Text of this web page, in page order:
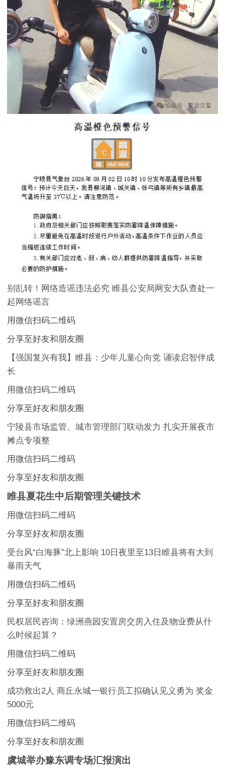
别乱转！网络造谣违法必究 睢县公安局网安大队查处一
起网络谣言
用微信扫码二维码
分享至好友和朋友圈
【强国复兴有我】睢县：少年儿童心向党 诵读启智伴成
长
用微信扫码二维码
分享至好友和朋友圈
宁陵县市场监管、城市管理部门联动发力 扎实开展夜市
摊点专项整
用微信扫码二维码
分享至好友和朋友圈
睢县夏花生中后期管理关键技术
用微信扫码二维码
分享至好友和朋友圈
受台风“白海豚”北上影响 10日夜里至13日睢县将有大到
暴雨天气
用微信扫码二维码
分享至好友和朋友圈
民权居民咨询：绿洲燕园安置房交房入住及物业费从什
么时候起算？
用微信扫码二维码
分享至好友和朋友圈
成功救出2人 商丘永城一银行员工拟确认见义勇为 奖金
5000元
用微信扫码二维码
分享至好友和朋友圈
虞城举办豫东调专场汇报演出